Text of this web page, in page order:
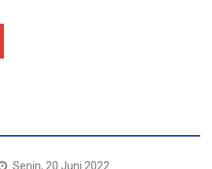
Senin, 20 Juni 2022